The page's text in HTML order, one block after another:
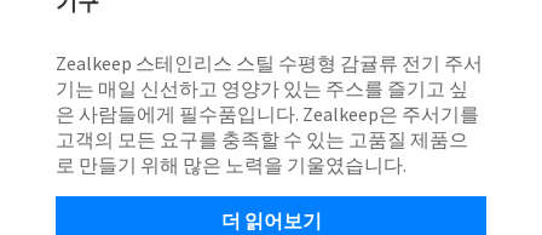
Zealkeep 스테인리스 스틸 수평형 감귤류 전기 주서
기는 매일 신선하고 영양가 있는 주스를 즐기고 싶
은 사람들에게 필수품입니다. Zealkeep은 주서기를
고객의 모든 요구를 충족할 수 있는 고품질 제품으
로 만들기 위해 많은 노력을 기울였습니다.
더 읽어보기